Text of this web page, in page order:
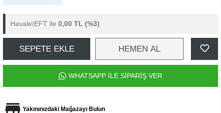
Havale/EFT ile 0,00 TL (%3)
SEPETE EKLE HEMEN AL
WHATSAPP İLE SİPARİŞ VER
Yakınınızdaki Mağazayı Bulun